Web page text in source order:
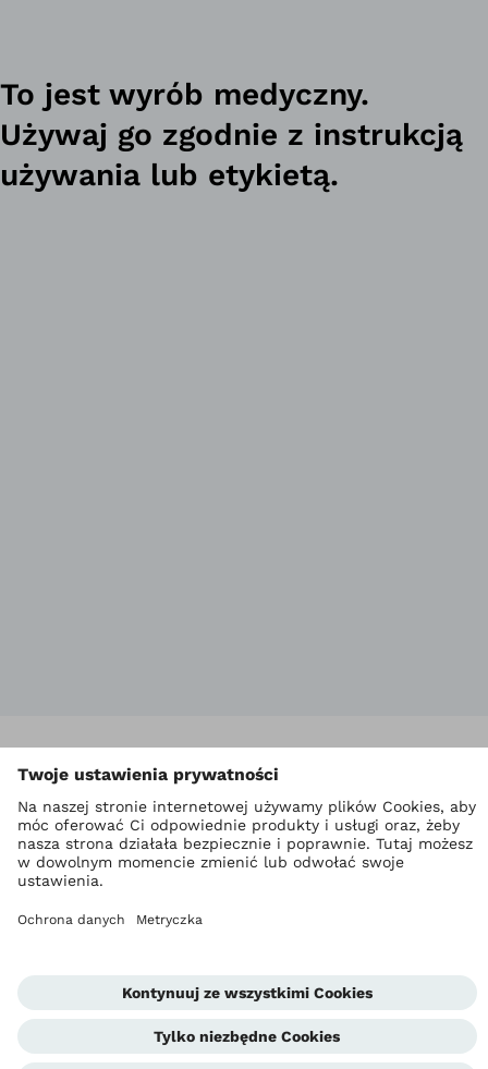
To jest wyrób medyczny.
Używaj go zgodnie z instrukcją
używania lub etykietą.
Kontakt
Bądź na bieżąco